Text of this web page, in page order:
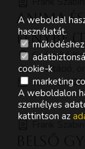
Anima
Fénybe
Gyógyító
meditáció,
szombat,
Frank
A weboldal
használatát.
cookie-k
marketing
A weboldalon
személyes
kattintson az